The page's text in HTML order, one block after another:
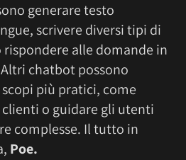
generare testo
scrivere diversi tipi di
alle domande in
chatbot possono
più pratici, come
o guidare gli utenti
complesse. Il tutto in
Poe.